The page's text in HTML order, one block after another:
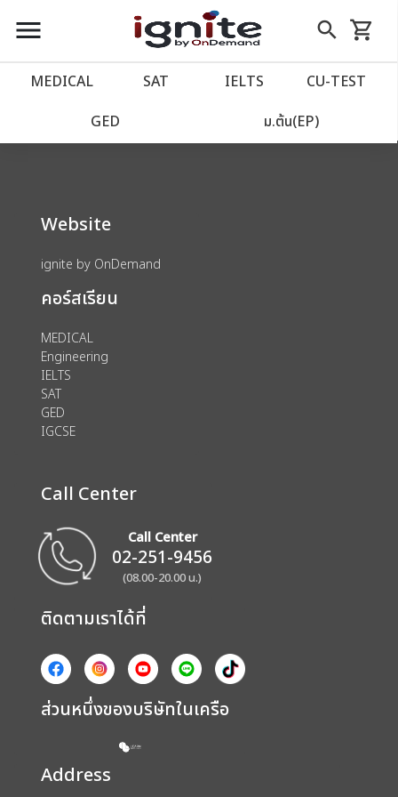
close
account_balance หน้าแรก
เว็บไซต์อิกไนท์
import_contacts วางแผนการเรียน
account_circle เข้าสู่ระบบ
assignment ลงทะเบียน
menu search
Skip
to
shopping_cart
รถเข็น
MEDICAL SAT IELTS CU‑TEST
GED ม.ต้น(EP)
We could not find anything for 80002756
Website
ignite by OnDemand
คอร์สเรียน
MEDICAL
Engineering
IELTS
SAT
GED
IGCSE
Call Center
Call Center
02-251-9456
(08.00-20.00 น.)
ติดตามเราได้ที่
ส่วนหนึ่งของบริษัทในเครือ
Address